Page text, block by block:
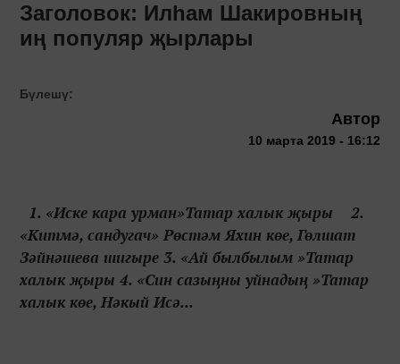
Заголовок: Илһам Шакировның
иң популяр җырлары
Бүлешү:
Автор
10 марта 2019 - 16:12
1. «Иске кара урман»Татар халык җыры 2.
«Китмә, сандугач» Рөстәм Яхин көе, Гөлшат
Зәйнәшева шигыре 3. «Ай былбылым »Татар
халык җыры 4. «Син сазыңны уйнадың »Татар
халык көе, Нәкый Исә...